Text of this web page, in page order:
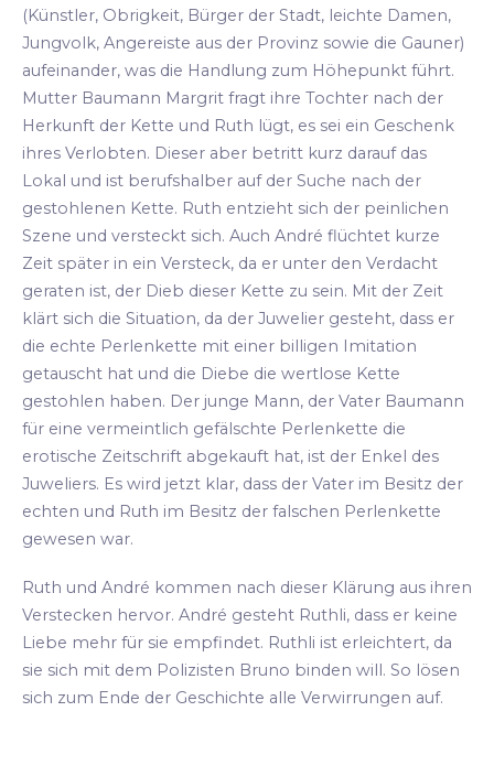
(Künstler, Obrigkeit, Bürger der Stadt, leichte Damen,
Jungvolk, Angereiste aus der Provinz sowie die Gauner)
aufeinander, was die Handlung zum Höhepunkt führt.
Mutter Baumann Margrit fragt ihre Tochter nach der
Herkunft der Kette und Ruth lügt, es sei ein Geschenk
ihres Verlobten. Dieser aber betritt kurz darauf das
Lokal und ist berufshalber auf der Suche nach der
gestohlenen Kette. Ruth entzieht sich der peinlichen
Szene und versteckt sich. Auch André flüchtet kurze
Zeit später in ein Versteck, da er unter den Verdacht
geraten ist, der Dieb dieser Kette zu sein. Mit der Zeit
klärt sich die Situation, da der Juwelier gesteht, dass er
die echte Perlenkette mit einer billigen Imitation
getauscht hat und die Diebe die wertlose Kette
gestohlen haben. Der junge Mann, der Vater Baumann
für eine vermeintlich gefälschte Perlenkette die
erotische Zeitschrift abgekauft hat, ist der Enkel des
Juweliers. Es wird jetzt klar, dass der Vater im Besitz der
echten und Ruth im Besitz der falschen Perlenkette
gewesen war.
Ruth und André kommen nach dieser Klärung aus ihren
Verstecken hervor. André gesteht Ruthli, dass er keine
Liebe mehr für sie empfindet. Ruthli ist erleichtert, da
sie sich mit dem Polizisten Bruno binden will. So lösen
sich zum Ende der Geschichte alle Verwirrungen auf.